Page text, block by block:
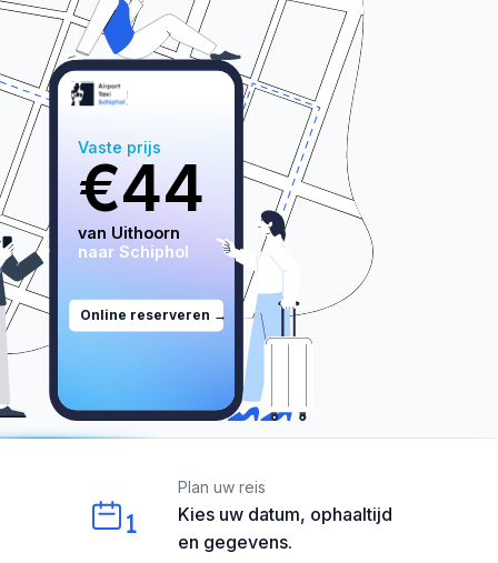
Online reserveren →
44
€
Vaste prijs
van Uithoorn
naar Schiphol
1
Kies uw datum, ophaaltijd
en gegevens.
Plan uw reis